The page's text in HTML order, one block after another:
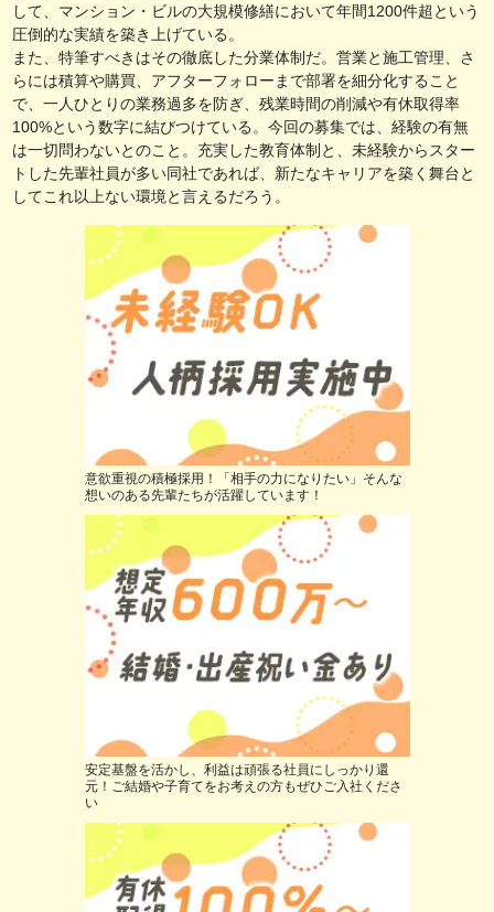
して、マンション・ビルの大規模修繕において年間1200件超という
圧倒的な実績を築き上げている。
また、特筆すべきはその徹底した分業体制だ。営業と施工管理、さ
らには積算や購買、アフターフォローまで部署を細分化すること
で、一人ひとりの業務過多を防ぎ、残業時間の削減や有休取得率
100%という数字に結びつけている。今回の募集では、経験の有無
は一切問わないとのこと。充実した教育体制と、未経験からスター
トした先輩社員が多い同社であれば、新たなキャリアを築く舞台と
してこれ以上ない環境と言えるだろう。
意欲重視の積極採用！「相手の力になりたい」そんな
想いのある先輩たちが活躍しています！
安定基盤を活かし、利益は頑張る社員にしっかり還
元！ご結婚や子育てをお考えの方もぜひご入社くださ
い